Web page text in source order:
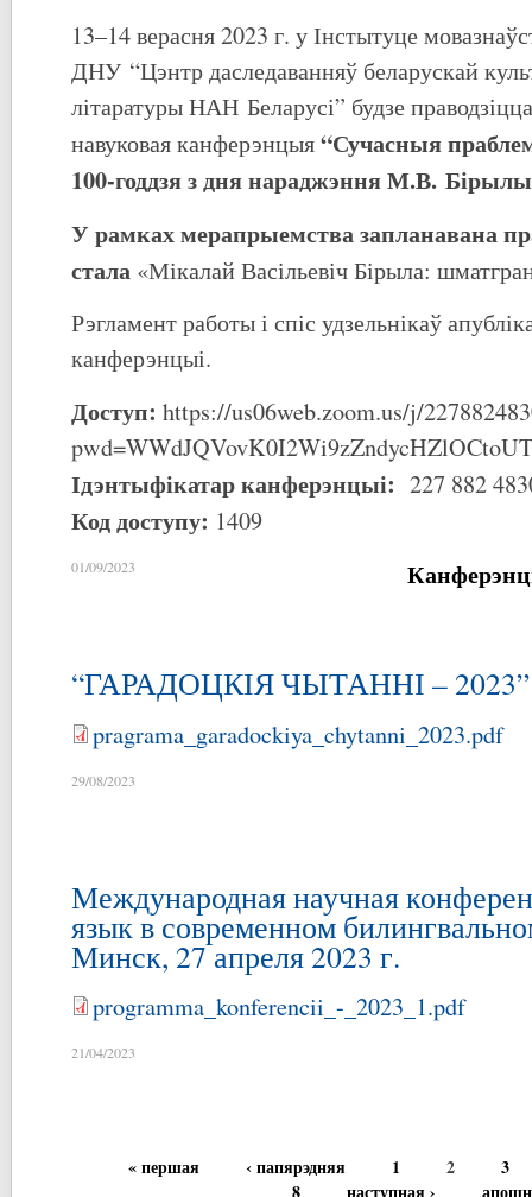
13–14 верасня 2023 г. у Інстытуце
ДНУ “Цэнтр даследаванняў беларускай
літаратуры НАН Беларусі” будзе
навуковая канферэнцыя“Сучасныя
100-годдзя з дня нараджэння М.В.
У рамках мерапрыемства запланавана
стала «Мікалай Васільевіч Бірыла:
Рэгламент работы і спіс удзельнікаў
канферэнцыі.
Доступ: https://us06web.zoom.us/j/
Ідэнтыфікатар канферэнцыі: 227 882
Код доступу: 1409
01/09/2023
“ГАРАДОЦКІЯ ЧЫТАННІ – 2023”
pragrama_garadockiya_chytanni_2023.pdf
29/08/2023
Международная научная
язык в современном
Минск, 27 апреля 2023 г.
programma_konferencii_-_2023_1.pdf
21/04/2023
« першая ‹ папярэдняя 1 2
3